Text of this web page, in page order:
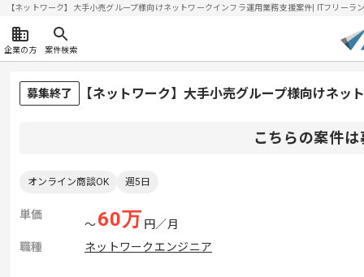
【ネットワーク】大手小売グループ様向けネットワークインフラ運用業務支援案件| ITフリー
企業の方 案件検索
募集終了 【ネットワーク】大手小売グループ様向けネ
こちらの案件
オンライン商談OK 週5日
単価
〜60万 円／月
職種
ネットワークエンジニア